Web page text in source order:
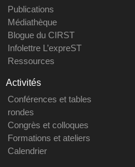
Publications
Médiathèque
Blogue du CIRST
Infolettre L’expreST
Ressources
Activités
Conférences et tables
rondes
Congrès et colloques
Formations et ateliers
Calendrier